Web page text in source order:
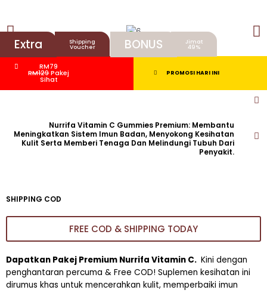
Extra Shipping
Voucher BONUS Jimat
49%
RM79
RM129Pakej
Sihat
PROMOSI HARI INI
Nurrifa Vitamin C Gummies Premium: Membantu
Meningkatkan Sistem Imun Badan, Menyokong Kesihatan
Kulit Serta Memberi Tenaga Dan Melindungi Tubuh Dari
Penyakit.
SHIPPING COD
FREE COD & SHIPPING TODAY
Dapatkan Pakej Premium Nurrifa Vitamin C. Kini dengan
penghantaran percuma & Free COD! Suplemen kesihatan ini
dirumus khas untuk mencerahkan kulit, memperbaiki imun